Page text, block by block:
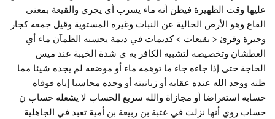
عليها وقت الظهيرة فيظن أنه ماء يسرب أي يجري والقيعة بمعنى
القاع وهو الأرص الخالية عن النبات وغيره المستوية وقيل جمعه كجار
وجيرة وقرئ < بقيعات > كديمات في ديمة يحسبه الظمآن ماء أي
العطشان وتخصيصه لتشبيه الكافر به ي شدة الخيبة عند ميس
الحاجة حتى إذا جاءه جاء ما توهمه ماء أو موضعه لم يجده شيئا مما
ظنه ووجد الله عنده عقابه أو زبانيته أو وجده محاسبا إياه فوفاه
حسابه استعراضا أو مجازاة والله سريع الحساب لا يشغله حساب ن
حساب روي أنها نزلت في عتبة بن ربيعة بن أمية تعبد في الجاهلية